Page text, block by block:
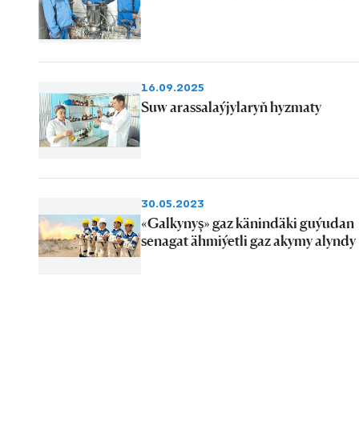
16.09.2025
Suw arassalaýjylaryň hyzmaty
30.05.2023
«Galkynyş» gaz känindäki guýudan
senagat ähmiýetli gaz akymy alyndy